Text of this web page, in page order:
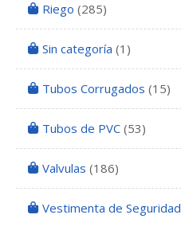
Riego (285)
Sin categoría (1)
Tubos Corrugados (15)
Tubos de PVC (53)
Valvulas (186)
Vestimenta de Seguridad